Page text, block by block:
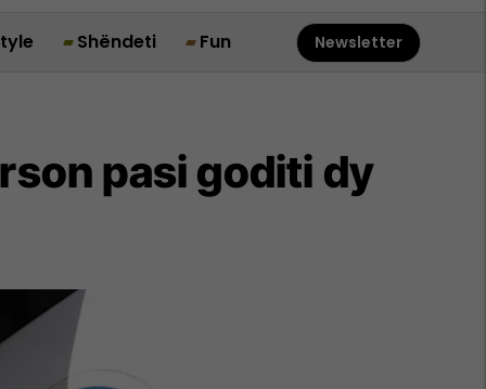
Shëndeti Fun Newsletter
pasi goditi dy